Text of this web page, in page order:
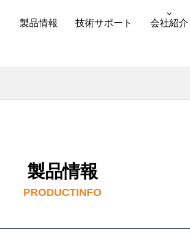
製品情報 技術サポート 会社紹介
製品情報
PRODUCTINFO